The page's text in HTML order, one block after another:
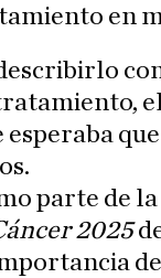
en
esperaba
parte de
2025